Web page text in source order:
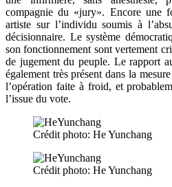
compagnie du «jury». Encore une
artiste sur l’individu soumis à
décisionnaire. Le système
son fonctionnement sont vertement
de jugement du peuple. Le rapport
également très présent dans la
l’opération faite à froid, et
l’issue du vote.
Crédit photo: He Yunchang
Crédit photo: He Yunchang